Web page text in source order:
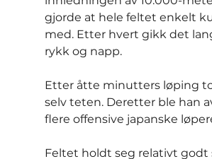
gjorde at hele feltet enkelt
med. Etter hvert gikk det
rykk og napp.
Etter åtte minutters løping
selv teten. Deretter ble han
flere offensive japanske
Feltet holdt seg relativt godt